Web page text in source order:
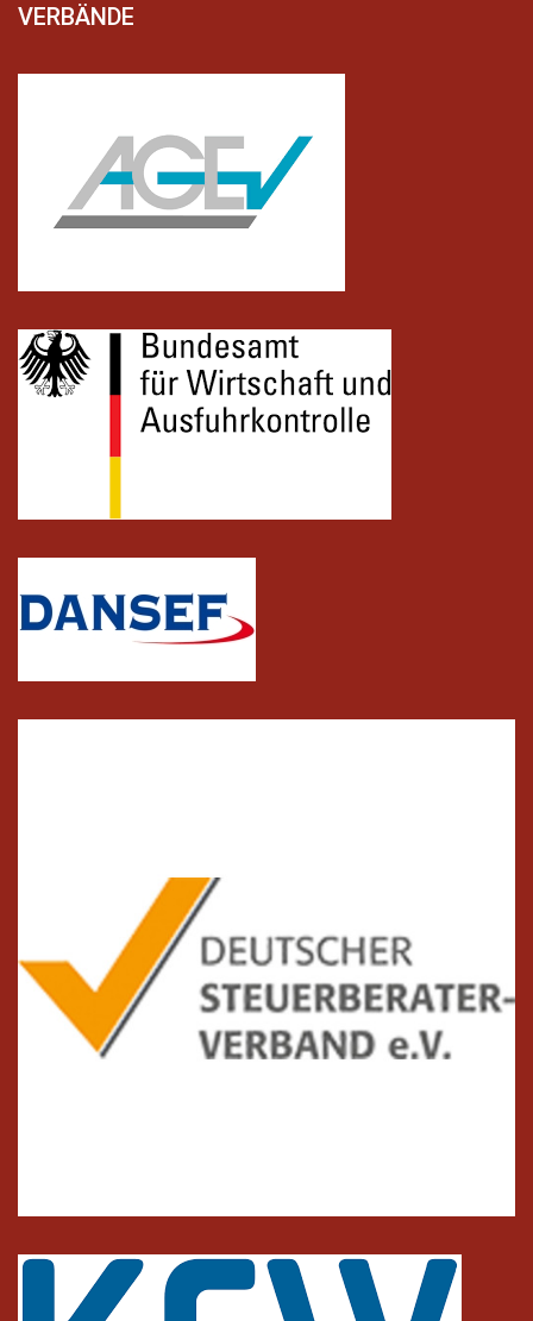
VERBÄNDE